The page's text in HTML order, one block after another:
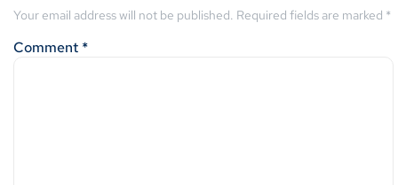
Your email address will not be published. Required fields are marked *
Comment *